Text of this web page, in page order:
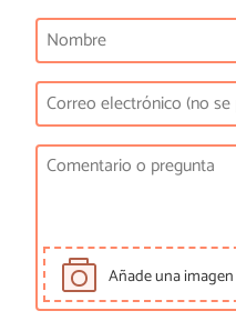
Añade una imagen